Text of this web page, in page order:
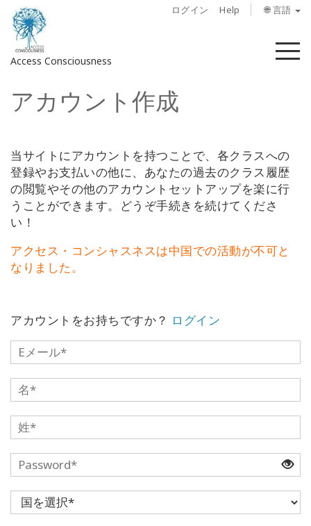
ログイン Help 🌐 言語
Access Consciousness
メ
ア
ン
ト
に
サ
イ
イ
ン
要
Access
Bars
地
域
ラ
ス
フ
アカウント作成
当サイトにアカウントを持つことで、各クラスへの
登録やお支払いの他に、あなたの過去のクラス履歴
の閲覧やその他のアカウントセットアップを楽に行
うことができます。どうぞ手続きを続けてくださ
い！
アクセス・コンシャスネスは中国での活動が不可と
なりました。
アカウントをお持ちですか？ ログイン